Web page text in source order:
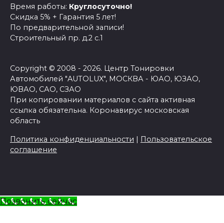
Время работы: Круглосуточно!
Скидка 5% + Гарантия 5 лет!
По предварительной записи!
Строительный пр. д.2 с.1
Copyright © 2008 - 2026. Центр Тонировки
Автомобилей "AUTOLUX", МОСКВА - ЮАО, ЮЗАО,
ЮВАО, САО, СЗАО
При копировании материалов с сайта активная
ссылка обязательна. Коронавирус московская
область
Политика конфиденциальности
Пользовательское
соглашение
Позвонить сейчас